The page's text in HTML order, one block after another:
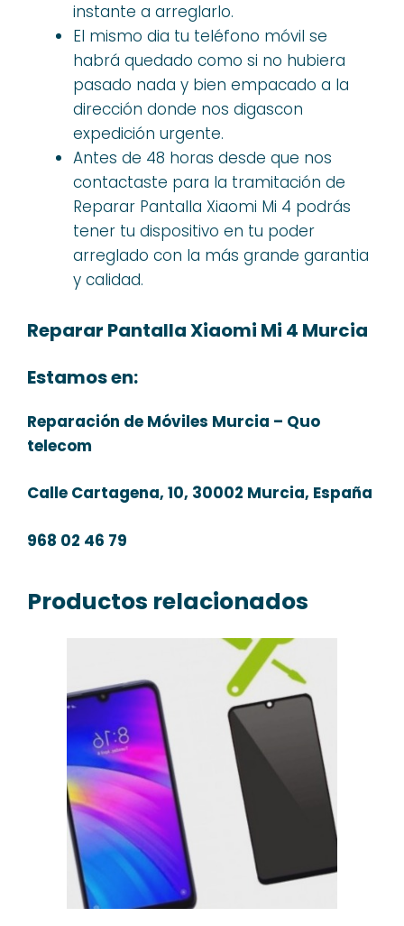
instante a arreglarlo.
El mismo dia tu teléfono móvil se
habrá quedado como si no hubiera
pasado nada y bien empacado a la
dirección donde nos digascon
expedición urgente.
Antes de 48 horas desde que nos
contactaste para la tramitación de
Reparar Pantalla Xiaomi Mi 4 podrás
tener tu dispositivo en tu poder
arreglado con la más grande garantia
y calidad.
Reparar Pantalla Xiaomi Mi 4 Murcia
Estamos en:
Reparación de Móviles Murcia – Quo
telecom
Calle Cartagena, 10, 30002 Murcia, España
968 02 46 79
Productos relacionados